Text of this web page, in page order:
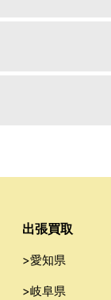
出張買取
>愛知県
>岐阜県